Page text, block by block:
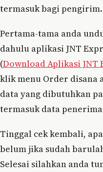
termasuk bagi pengirim.
Pertama-tama anda
dahulu aplikasi JNT
(Download Aplikasi JNT
klik menu Order disana
data yang dibutuhkan
termasuk data
Tinggal cek kembali,
belum jika sudah
Selesai silahkan anda